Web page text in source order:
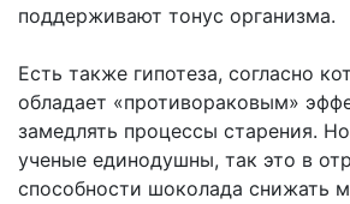
поддерживают тонус организма.
Есть также гипотеза, согласно
обладает «противораковым»
замедлять процессы старения.
ученые единодушны, так это в
способности шоколада снижать